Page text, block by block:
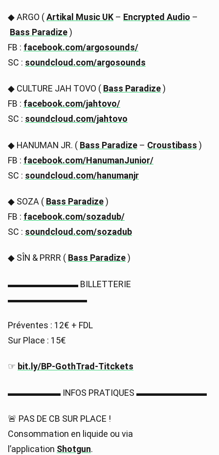
◆ ARGO (Artikal Music UK – Encrypted Audio –
Bass Paradize)
FB : facebook.com/argosounds/
SC : soundcloud.com/argosounds
◆ CULTURE JAH TOVO ( Bass Paradize)
FB : facebook.com/jahtovo/
SC : soundcloud.com/jahtovo
◆ HANUMAN JR. ( Bass Paradize – Croustibass )
FB : facebook.com/HanumanJunior/
SC : soundcloud.com/hanumanjr
◆ SOZA ( Bass Paradize)
FB : facebook.com/sozadub/
SC : soundcloud.com/sozadub
◆ SÎN & PRRR ( Bass Paradize)
▬▬▬▬▬▬▬▬ BILLETTERIE
▬▬▬▬▬▬▬▬▬
Préventes : 12€ + FDL
Sur Place : 15€
☞ bit.ly/BP-GothTrad-Titckets
▬▬▬▬▬▬ INFOS PRATIQUES ▬▬▬▬▬▬▬▬
🚨 PAS DE CB SUR PLACE !
Consommation en liquide ou via
l’application Shotgun.